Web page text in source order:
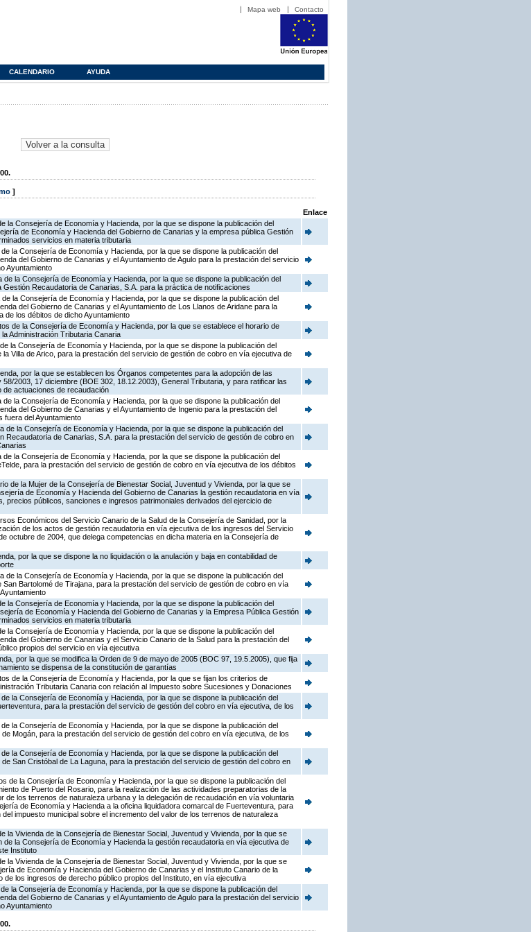
Mapa web Contacto
CALENDARIO AYUDA
]
Enlace
la Consejería de Economía y Hacienda, por la que se dispone la publicación del
de Economía y Hacienda del Gobierno de Canarias y la empresa pública Gestión
servicios en materia tributaria
la Consejería de Economía y Hacienda, por la que se dispone la publicación del
del Gobierno de Canarias y el Ayuntamiento de Agulo para la prestación del servicio
Ayuntamiento
la Consejería de Economía y Hacienda, por la que se dispone la publicación del
Recaudatoria de Canarias, S.A. para la práctica de notificaciones
la Consejería de Economía y Hacienda, por la que se dispone la publicación del
del Gobierno de Canarias y el Ayuntamiento de Los Llanos de Aridane para la
de los débitos de dicho Ayuntamiento
de la Consejería de Economía y Hacienda, por la que se establece el horario de
Administración Tributaria Canaria
la Consejería de Economía y Hacienda, por la que se dispone la publicación del
Villa de Arico, para la prestación del servicio de gestión de cobro en vía ejecutiva de
por la que se establecen los Órganos competentes para la adopción de las
2003, 17 diciembre (BOE 302, 18.12.2003), General Tributaria, y para ratificar las
actuaciones de recaudación
la Consejería de Economía y Hacienda, por la que se dispone la publicación del
del Gobierno de Canarias y el Ayuntamiento de Ingenio para la prestación del
fuera del Ayuntamiento
la Consejería de Economía y Hacienda, por la que se dispone la publicación del
de Canarias, S.A. para la prestación del servicio de gestión de cobro en
la Consejería de Economía y Hacienda, por la que se dispone la publicación del
para la prestación del servicio de gestión de cobro en vía ejecutiva de los débitos
de la Mujer de la Consejería de Bienestar Social, Juventud y Vivienda, por la que se
de Economía y Hacienda del Gobierno de Canarias la gestión recaudatoria en vía
precios públicos, sanciones e ingresos patrimoniales derivados del ejercicio de
Económicos del Servicio Canario de la Salud de la Consejería de Sanidad, por la
de los actos de gestión recaudatoria en vía ejecutiva de los ingresos del Servicio
octubre de 2004, que delega competencias en dicha materia en la Consejería de
por la que se dispone la no liquidación o la anulación y baja en contabilidad de
la Consejería de Economía y Hacienda, por la que se dispone la publicación del
Bartolomé de Tirajana, para la prestación del servicio de gestión de cobro en vía
la Consejería de Economía y Hacienda, por la que se dispone la publicación del
de Economía y Hacienda del Gobierno de Canarias y la Empresa Pública Gestión
servicios en materia tributaria
la Consejería de Economía y Hacienda, por la que se dispone la publicación del
del Gobierno de Canarias y el Servicio Canario de la Salud para la prestación del
propios del servicio en vía ejecutiva
por la que se modifica la Orden de 9 de mayo de 2005 (BOC 97, 19.5.2005), que fija
se dispensa de la constitución de garantías
de la Consejería de Economía y Hacienda, por la que se fijan los criterios de
Tributaria Canaria con relación al Impuesto sobre Sucesiones y Donaciones
la Consejería de Economía y Hacienda, por la que se dispone la publicación del
para la prestación del servicio de gestión del cobro en vía ejecutiva, de los
la Consejería de Economía y Hacienda, por la que se dispone la publicación del
Mogán, para la prestación del servicio de gestión del cobro en vía ejecutiva, de los
la Consejería de Economía y Hacienda, por la que se dispone la publicación del
San Cristóbal de La Laguna, para la prestación del servicio de gestión del cobro en
de la Consejería de Economía y Hacienda, por la que se dispone la publicación del
de Puerto del Rosario, para la realización de las actividades preparatorias de la
de los terrenos de naturaleza urbana y la delegación de recaudación en vía voluntaria
de Economía y Hacienda a la oficina liquidadora comarcal de Fuerteventura, para
impuesto municipal sobre el incremento del valor de los terrenos de naturaleza
la Vivienda de la Consejería de Bienestar Social, Juventud y Vivienda, por la que se
la Consejería de Economía y Hacienda la gestión recaudatoria en vía ejecutiva de
Instituto
la Vivienda de la Consejería de Bienestar Social, Juventud y Vivienda, por la que se
de Economía y Hacienda del Gobierno de Canarias y el Instituto Canario de la
los ingresos de derecho público propios del Instituto, en vía ejecutiva
la Consejería de Economía y Hacienda, por la que se dispone la publicación del
del Gobierno de Canarias y el Ayuntamiento de Agulo para la prestación del servicio
Ayuntamiento